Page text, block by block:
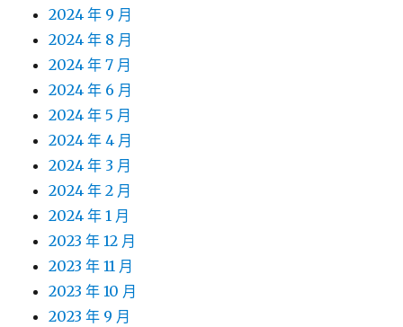
2024 年 9 月
2024 年 8 月
2024 年 7 月
2024 年 6 月
2024 年 5 月
2024 年 4 月
2024 年 3 月
2024 年 2 月
2024 年 1 月
2023 年 12 月
2023 年 11 月
2023 年 10 月
2023 年 9 月